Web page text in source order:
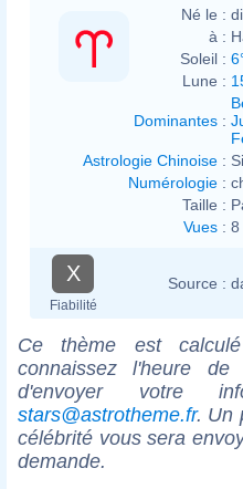
Né le :
à :
Soleil :
Lune :
Dominantes :
Astrologie Chinoise :
Numérologie :
Taille :
Vues : 8
X
Fiabilité
Source :
Ce thème est
connaissez l'heure
d'envoyer votre
stars@astrotheme.fr. Un
célébrité vous sera
demande.